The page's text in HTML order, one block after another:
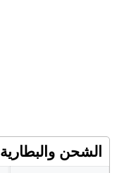
الشحن والبطارية